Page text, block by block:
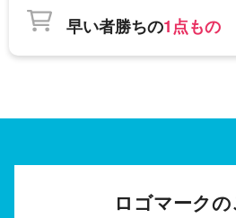
早い者勝ちの1点もの
ロゴマークの